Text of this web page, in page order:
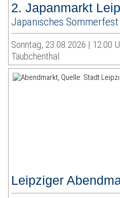
2. Japanmarkt
Japanisches Sommerfest
Sonntag, 23.08.2026 | 12:00
Täubchenthal
Leipziger